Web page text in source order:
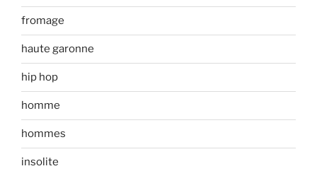
fromage
haute garonne
hip hop
homme
hommes
insolite